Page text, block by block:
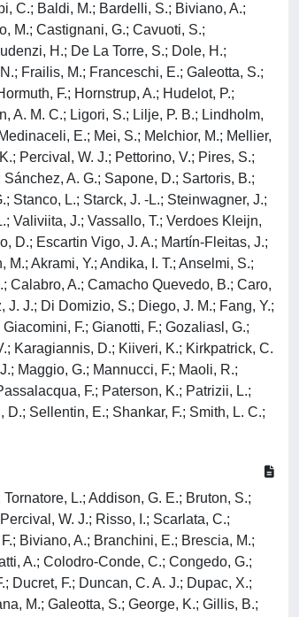
C.; Baldi, M.; Bardelli, S.; Biviano, A.;
M.; Castignani, G.; Cavuoti, S.;
H.; De La Torre, S.; Dole, H.;
Frailis, M.; Franceschi, E.; Galeotta, S.;
F.; Hornstrup, A.; Hudelot, P.;
A. M. C.; Ligori, S.; Lilje, P. B.; Lindholm,
E.; Mei, S.; Melchior, M.; Mellier,
Percival, W. J.; Pettorino, V.; Pires, S.;
A. G.; Sapone, D.; Sartoris, B.;
Stanco, L.; Starck, J. -L.; Steinwagner, J.;
Valiviita, J.; Vassallo, T.; Verdoes Kleijn,
D.; Escartin Vigo, J. A.; Martín-Fleitas, J.;
Akrami, Y.; Andika, I. T.; Anselmi, S.;
Calabro, A.; Camacho Quevedo, B.; Caro,
J.; Di Domizio, S.; Diego, J. M.; Fang, Y.;
F.; Gianotti, F.; Gozaliasl, G.;
Karagiannis, D.; Kiiveri, K.; Kirkpatrick, C.
Maggio, G.; Mannucci, F.; Maoli, R.;
F.; Paterson, K.; Patrizii, L.;
Sellentin, E.; Shankar, F.; Smith, L. C.;
L.; Addison, G. E.; Bruton, S.;
W. J.; Risso, I.; Scarlata, C.;
Biviano, A.; Branchini, E.; Brescia, M.;
A.; Colodro-Conde, C.; Congedo, G.;
Ducret, F.; Duncan, C. A. J.; Dupac, X.;
M.; Galeotta, S.; George, K.; Gillis, B.;